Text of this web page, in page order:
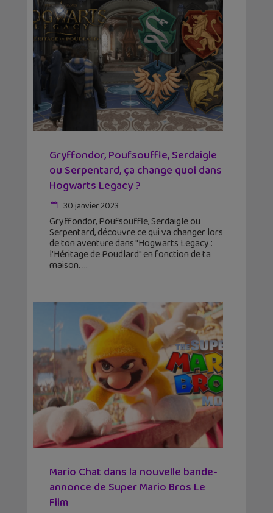
Gryffondor, Poufsouffle, Serdaigle
ou Serpentard, ça change quoi dans
Hogwarts Legacy ?
30 janvier 2023
Gryffondor, Poufsouffle, Serdaigle ou
Serpentard, découvre ce qui va changer lors
de ton aventure dans "Hogwarts Legacy :
l’Héritage de Poudlard" en fonction de ta
maison.
Mario Chat dans la nouvelle bande-
annonce de Super Mario Bros Le
Film